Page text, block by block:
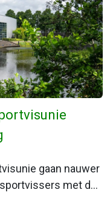
gaan nauwer
met de
tot een aantal